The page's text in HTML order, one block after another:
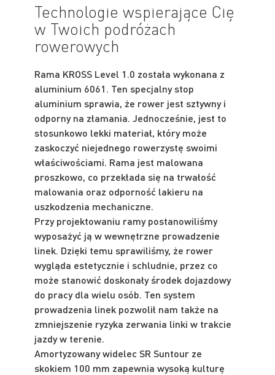
Technologie wspierające Cię
w Twoich podróżach
rowerowych
Rama KROSS Level 1.0 została wykonana z
aluminium 6061. Ten specjalny stop
aluminium sprawia, że rower jest sztywny i
odporny na złamania. Jednocześnie, jest to
stosunkowo lekki materiał, który może
zaskoczyć niejednego rowerzystę swoimi
właściwościami. Rama jest malowana
proszkowo, co przekłada się na trwałość
malowania oraz odporność lakieru na
uszkodzenia mechaniczne.
Przy projektowaniu ramy postanowiliśmy
wyposażyć ją w wewnętrzne prowadzenie
linek. Dzięki temu sprawiliśmy, że rower
wygląda estetycznie i schludnie, przez co
może stanowić doskonały środek dojazdowy
do pracy dla wielu osób. Ten system
prowadzenia linek pozwolił nam także na
zmniejszenie ryzyka zerwania linki w trakcie
jazdy w terenie.
Amortyzowany widelec SR Suntour ze
skokiem 100 mm zapewnia wysoką kulturę